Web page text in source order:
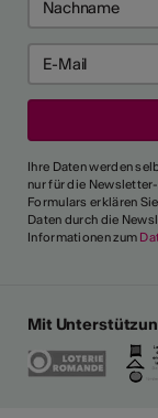
Ihre Daten werden
nur für die
Formulars erklären
Daten durch die
Informationen zum
Mit